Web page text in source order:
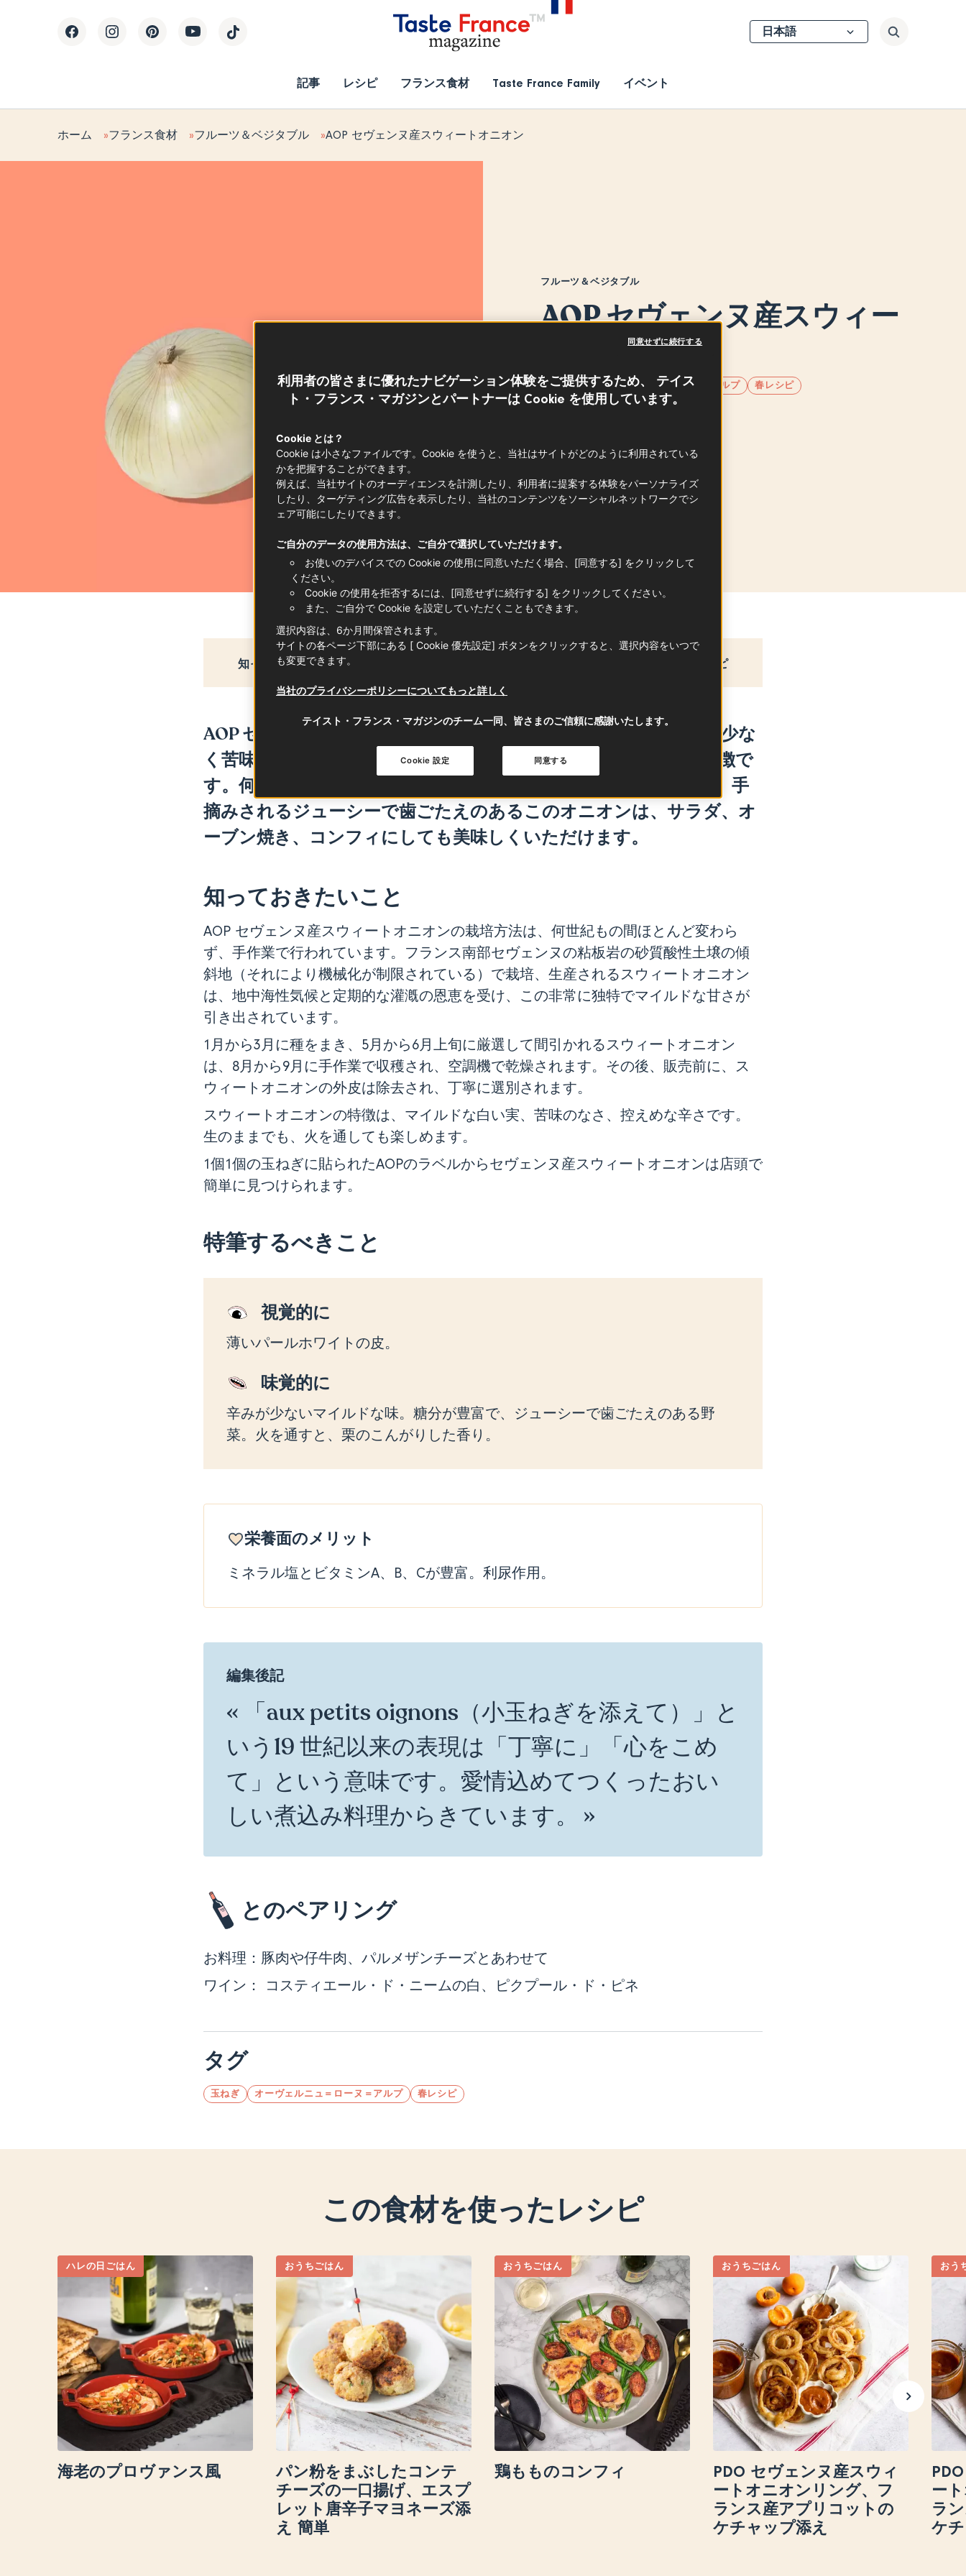
記事 レシピ フランス食材 Taste France Family イベント
Select
your
検索
ホーム フランス食材 フルーツ＆ベジタブル AOP セヴェンヌ産スウィートオニオン
フルーツ＆ベジタブル
AOP セヴェンヌ産スウィー
トオニオン
玉ねぎ オーヴェルニュ＝ローヌ＝アルプ 春レシピ
オクシタニー
知っておきたいこと レシピ
AOP セヴェンヌ産スウィートオニオン
は、風味が独特で、辛みは少な
く 苦味
、生のままでも火を通してでも楽しめるのが特徴で
す。何世紀も受け継がれてきた伝統に基づいて傾斜地で栽培され、手
摘みされるジューシーで歯ごたえのあるこのオニオンは、サラダ、オ
ーブン焼き、コンフィにしても美味しくいただけます。
知っておきたいこと
AOP セヴェンヌ産スウィートオニオンの栽培方法は、何世紀もの間ほとんど変わら
ず、手作業で行われています。フランス南部セヴェンヌの粘板岩の砂質酸性土壌の傾
斜地（それにより機械化が制限されている）で栽培、生産されるスウィートオニオン
は、地中海性気候と定期的な灌漑の恩恵を受け、この非常に独特でマイルドな甘さが
引き出されています。
1月から3月に種をまき、5月から6月上旬に厳選して間引かれるスウィートオニオン
は、8月から9月に手作業で収穫され、空調機で乾燥されます。その後、販売前に、ス
ウィートオニオンの外皮は除去され、丁寧に選別されます。
スウィートオニオンの特徴は、マイルドな白い実、苦味のなさ、控えめな辛さです。
生のままでも、火を通しても楽しめます。
1個1個の玉ねぎに貼られたAOPのラベルからセヴェンヌ産スウィートオニオンは店頭で
簡単に見つけられます。
特筆するべきこと
視覚的に
薄いパールホワイトの皮。
味覚的に
辛みが少ないマイルドな味。糖分が豊富で、ジューシーで歯ごたえのある野
菜。火を通すと、栗のこんがりした香り。
栄養面のメリット
ミネラル塩とビタミンA、B、Cが豊富。利尿作用。
編集後記
« 「aux petits oignons（小玉ねぎを添えて）」と
いう19 世紀以来の表現は「丁寧に」「心をこめ
て」という意味です。愛情込めてつくったおい
しい煮込み料理からきています。 »
とのペアリング
お料理：豚肉や仔牛肉、パルメザンチーズとあわせて
ワイン： コスティエール・ド・ニームの白、ピクプール・ド・ピネ
タグ
玉ねぎ オーヴェルニュ＝ローヌ＝アルプ 春レシピ
この食材を使ったレシピ
ハレの日ごはん
海老のプロヴァンス風
おうちごはん
パン粉をまぶしたコンテ
チーズの一口揚げ、エスプ
レット唐辛子マヨネーズ添
え 簡単
おうちごはん
鶏もものコンフィ
おうちごはん
PDO セヴェンヌ産スウィ
ートオニオンリング、フ
ランス産アプリコットの
ケチャップ添え
おう
ー
ラ
ケ
利用者の皆さまに優れたナビゲーション体験をご提供するため、 テイス
ト・フランス・マガジンとパートナーは Cookie を使用しています。
Cookie とは？
Cookie は小さなファイルです。Cookie を使うと、当社はサイトがどのように利用されている
かを把握することができます。
例えば、当社サイトのオーディエンスを計測したり、利用者に提案する体験をパーソナライズ
したり、ターゲティング広告を表示したり、当社のコンテンツをソーシャルネットワークでシ
ェア可能にしたりできます。
ご自分のデータの使用方法は、ご自分で選択していただけます。
お使いのデバイスでの Cookie の使用に同意いただく場合、[同意する] をクリックして
ください。
Cookie の使用を拒否するには、[同意せずに続行する] をクリックしてください。
また、ご自分で Cookie を設定していただくこともできます。
選択内容は、6か月間保管されます。
サイトの各ページ下部にある [ Cookie 優先設定] ボタンをクリックすると、選択内容をいつで
も変更できます。
当社のプライバシーポリシーについてもっと詳しく
テイスト・フランス・マガジンのチーム一同、皆さまのご信頼に感謝いたします。
同意せずに続行する
同意する
Cookie 設定